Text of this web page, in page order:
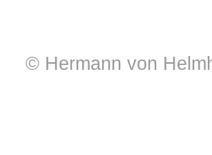
© Hermann von